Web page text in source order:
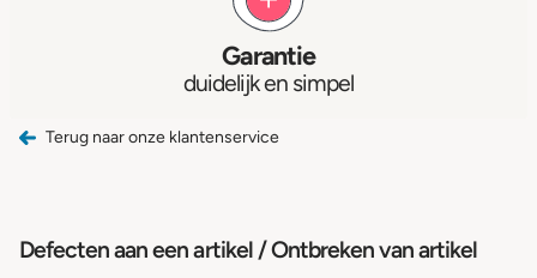
Garantie
duidelijk en simpel
Terug naar onze klantenservice
Defecten aan een artikel / Ontbreken van artikel